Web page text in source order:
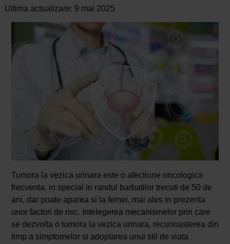
Ultima actualizare: 9 mai 2025
Tumora la vezica urinara este o afectiune oncologica
frecventa, in special in randul barbatilor trecuti de 50 de
ani, dar poate aparea si la femei, mai ales in prezenta
unor factori de risc. Intelegerea mecanismelor prin care
se dezvolta o tumora la vezica urinara, recunoasterea din
timp a simptomelor si adoptarea unui stil de viata